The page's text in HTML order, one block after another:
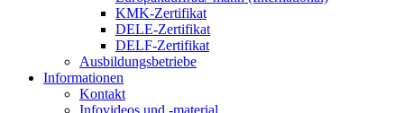
KMK-Zertifikat
DELE-Zertifikat
DELF-Zertifikat
Ausbildungsbetriebe
Informationen
Kontakt
Infovideos und -material